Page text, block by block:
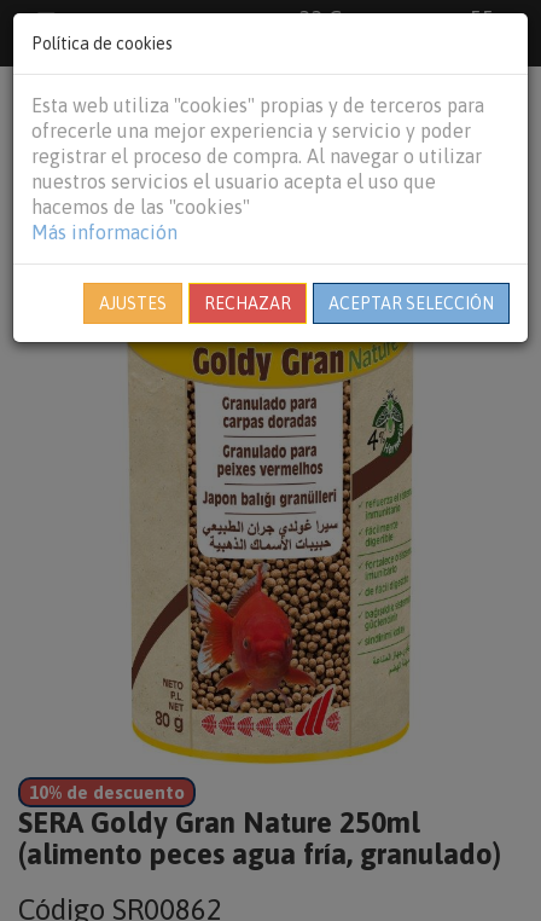
33 €
55
€Baleares y
person shopping_cart
10% de descuento
SERA Goldy Gran Nature 250ml
(alimento peces agua fría, granulado)
Código SR00862
Política de cookies
Esta web utiliza "cookies" propias y de terceros para
ofrecerle una mejor experiencia y servicio y poder
registrar el proceso de compra. Al navegar o utilizar
nuestros servicios el usuario acepta el uso que
hacemos de las "cookies"
Más información
AJUSTES RECHAZAR ACEPTAR SELECCIÓN